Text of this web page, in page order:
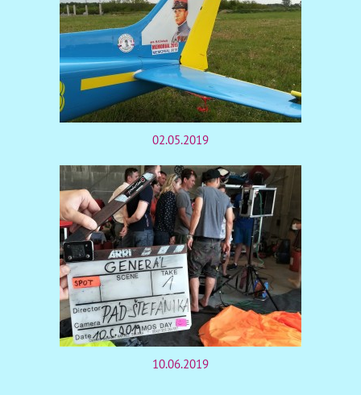
02.05.2019
10.06.2019